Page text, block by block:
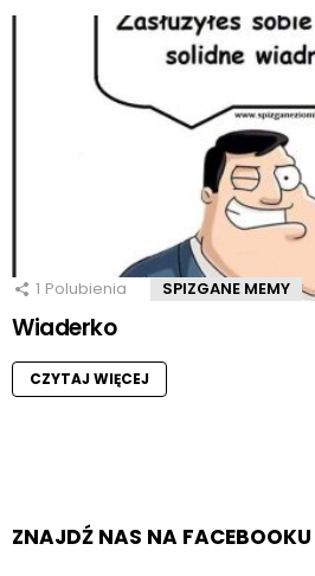
1 Polubienia SPIZGANE MEMY
Wiaderko
CZYTAJ WIĘCEJ
ZNAJDŹ NAS NA FACEBOOKU